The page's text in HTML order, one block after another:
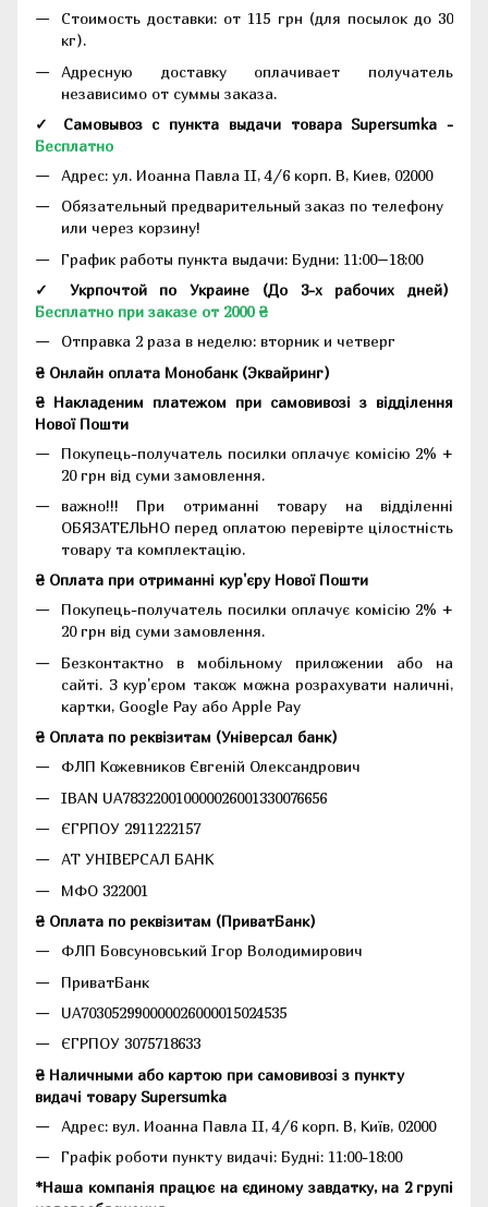
Стоимость доставки: от 115 грн (для посылок до 30
кг).
Адресную доставку оплачивает получатель
независимо от суммы заказа.
✓ Самовывоз с пункта выдачи товара Supersumka -
Бесплатно
Адрес: ул. Иоанна Павла II, 4/6 корп. В, Киев, 02000
Обязательный предварительный заказ по телефону
или через корзину!
График работы пункта выдачи: Будни: 11:00–18:00
✓ Укрпочтой по Украине (До 3-х рабочих дней)
Бесплатно при заказе от 2000 ₴
Отправка 2 раза в неделю: вторник и четверг
₴ Онлайн оплата Монобанк (Эквайринг)
₴ Накладеним платежом при самовивозі з відділення
Нової Пошти
Покупець-получатель посилки оплачує комісію 2% +
20 грн від суми замовлення.
важно!!! При отриманні товару на відділенні
ОБЯЗАТЕЛЬНО перед оплатою перевірте цілостність
товару та комплектацію.
₴ Оплата при отриманні кур'єру Нової Пошти
Покупець-получатель посилки оплачує комісію 2% +
20 грн від суми замовлення.
Безконтактно в мобільному приложении або на
сайті. З кур'єром також можна розрахувати наличні,
картки, Google Pay або Apple Pay
₴ Оплата по реквізитам (Універсал банк)
ФЛП Кожевников Євгеній Олександрович
IBAN UA783220010000026001330076656
ЄГРПОУ 2911222157
АТ УНІВЕРСАЛ БАНК
МФО 322001
₴ Оплата по реквізитам (ПриватБанк)
ФЛП Бовсуновський Ігор Володимирович
ПриватБанк
UA703052990000026000015024535
ЄГРПОУ 3075718633
₴ Наличными або картою при самовивозі з пункту
видачі товару Supersumka
Адрес: вул. Иоанна Павла II, 4/6 корп. В, Київ, 02000
Графік роботи пункту видачі: Будні: 11:00-18:00
*Наша компанія працює на єдиному завдатку, на 2 групі